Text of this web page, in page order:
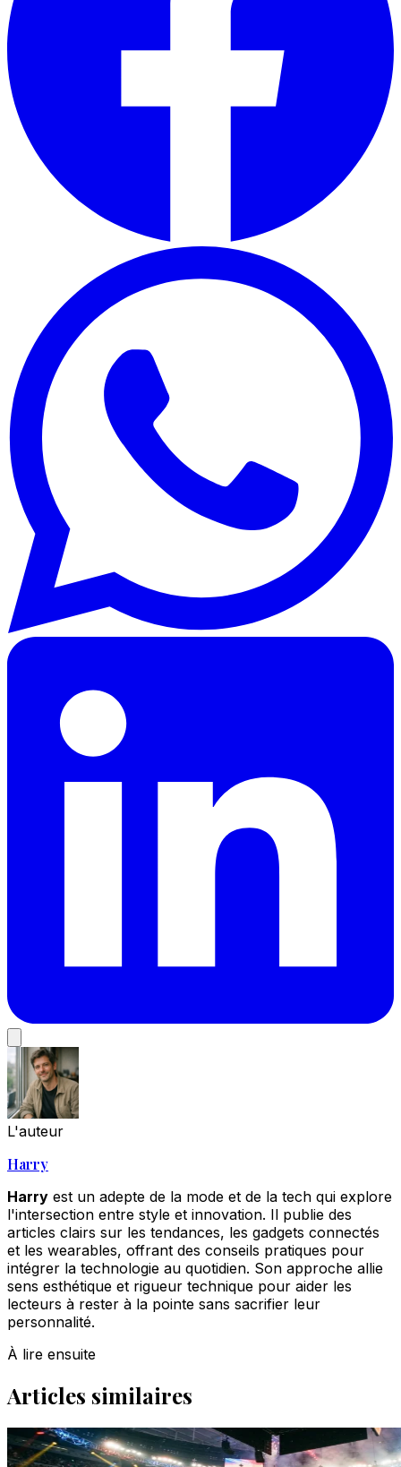
L'auteur
Harry
Harry est un adepte de la mode et de la tech qui explore
l'intersection entre style et innovation. Il publie des
articles clairs sur les tendances, les gadgets connectés
et les wearables, offrant des conseils pratiques pour
intégrer la technologie au quotidien. Son approche allie
sens esthétique et rigueur technique pour aider les
lecteurs à rester à la pointe sans sacrifier leur
personnalité.
À lire ensuite
Articles similaires